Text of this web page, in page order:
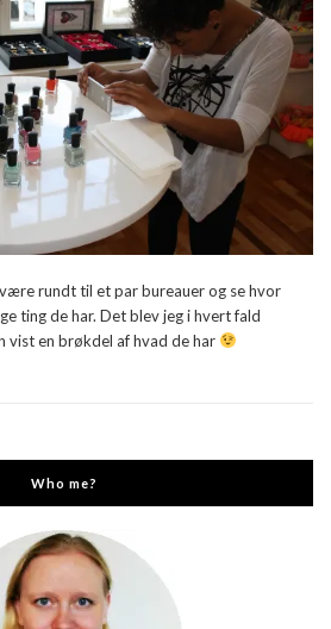
rundt til et par bureauer og se hvor
ting de har. Det blev jeg i hvert fald
vist en brøkdel af hvad de har
Who me?